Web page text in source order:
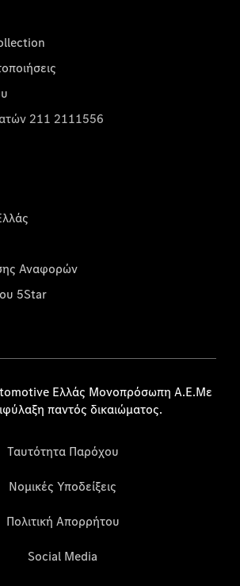
211 2111556
Αναφορών
5Star
Ελλάς Μονοπρόσωπη Α.Ε.Με
παντός δικαιώματος.
Ταυτότητα Παρόχου
Νομικές Υποδείξεις
Πολιτική Απορρήτου
Social Media